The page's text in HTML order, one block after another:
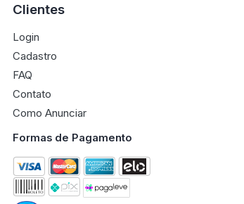
Clientes
Login
Cadastro
FAQ
Contato
Como Anunciar
Formas de Pagamento